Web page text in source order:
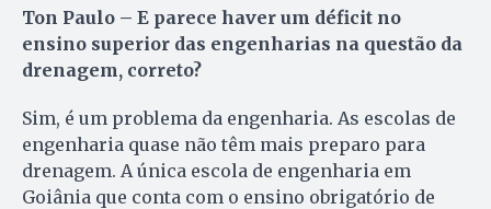
Ton Paulo – E parece haver um déficit no
ensino superior das engenharias na questão da
drenagem, correto?
Sim, é um problema da engenharia. As escolas de
engenharia quase não têm mais preparo para
drenagem. A única escola de engenharia em
Goiânia que conta com o ensino obrigatório de